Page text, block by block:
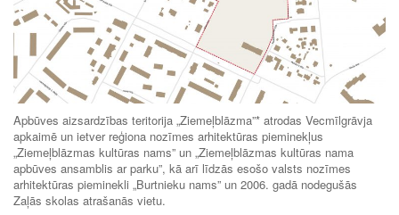
Apbūves aizsardzības teritorija „Ziemeļblāzma”* atrodas Vecmīlgrāvja
apkaimē un ietver reģiona nozīmes arhitektūras pieminekļus
„Ziemeļblāzmas kultūras nams” un „Ziemeļblāzmas kultūras nama
apbūves ansamblis ar parku”, kā arī līdzās esošo valsts nozīmes
arhitektūras pieminekli „Burtnieku nams” un 2006. gadā nodegušās
Zaļās skolas atrašanās vietu.